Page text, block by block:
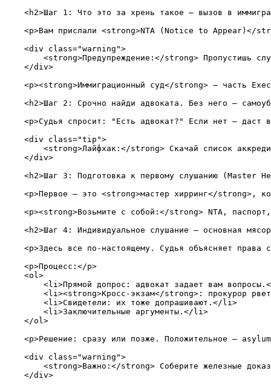
<h2>Шаг 1: Что это за хрень такое – вызов в
<p>Вам прислали <strong>NTA (Notice to Appear)</
    <div class="warning">
<strong>Предупреждение:</strong> Пропустишь
    </div>
<p><strong>Иммиграционный суд</strong> – часть
<h2>Шаг 2: Срочно найди адвоката. Без него –
<p>Судья спросит: "Есть адвокат?" Если нет – даст
    <div class="tip">
<strong>Лайфхак:</strong> Скачай список
    </div>
<h2>Шаг 3: Подготовка к первому слушанию (Master
<p>Первое – это <strong>мастер хирринг</strong>,
<p><strong>Возьмите с собой:</strong> NTA,
<h2>Шаг 4: Индивидуальное слушание – основная
<p>Здесь все по-настоящему. Судья объясняет права
    <p>Процесс:</p>
    <ol>
<li>Прямой допрос: адвокат задает вам
<li><strong>Кросс-экзам</strong>: прокурор
        <li>Свидетели: их тоже допрашивают.</li>
        <li>Заключительные аргументы.</li>
    </ol>
<p>Решение: сразу или позже. Положительное –
    <div class="warning">
<strong>Важно:</strong> Соберите железные
    </div>